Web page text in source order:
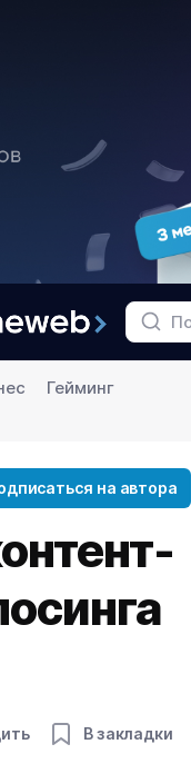
Гейминг
на автора
В закладки